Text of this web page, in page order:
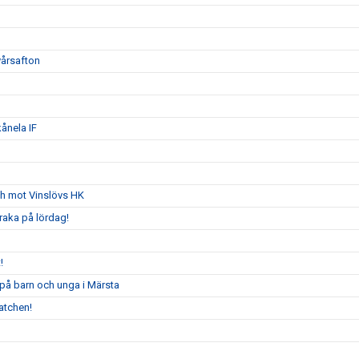
IF
mot Vinslövs HK
på lördag!
barn och unga i Märsta